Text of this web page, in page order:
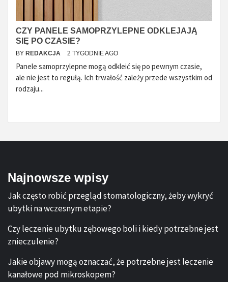
CZY PANELE SAMOPRZYLEPNE ODKLEJAJĄ
SIĘ PO CZASIE?
BY REDAKCJA 2 TYGODNIE AGO
Panele samoprzylepne mogą odkleić się po pewnym czasie,
ale nie jest to regułą. Ich trwałość zależy przede wszystkim od
rodzaju...
Najnowsze wpisy
Jak często robić przegląd stomatologiczny, żeby wykryć
ubytki na wczesnym etapie?
Czy leczenie ubytku zębowego boli i kiedy potrzebne jest
znieczulenie?
Jakie objawy mogą oznaczać, że potrzebne jest leczenie
kanałowe pod mikroskopem?